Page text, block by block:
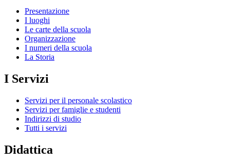
Presentazione
I luoghi
Le carte della scuola
Organizzazione
I numeri della scuola
La Storia
I Servizi
Servizi per il personale scolastico
Servizi per famiglie e studenti
Indirizzi di studio
Tutti i servizi
Didattica